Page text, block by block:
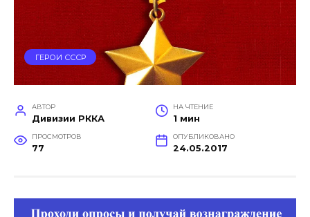
ГЕРОИ СССР
АВТОР
Дивизии РККА
НА ЧТЕНИЕ
1 мин
ПРОСМОТРОВ
77
ОПУБЛИКОВАНО
24.05.2017